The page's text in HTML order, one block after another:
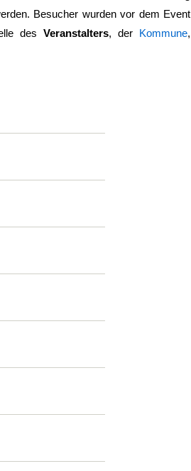
Besucher wurden vor dem Event
desVeranstalters, der Kommune,